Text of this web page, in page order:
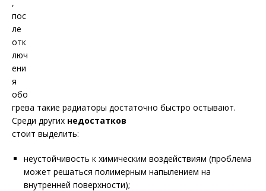
,
пос
ле
отк
люч
ени
я
обо
грева такие радиаторы достаточно быстро остывают.
Среди других недостатков
стоит выделить:
неустойчивость к химическим воздействиям (проблема
может решаться полимерным напылением на
внутренней поверхности);